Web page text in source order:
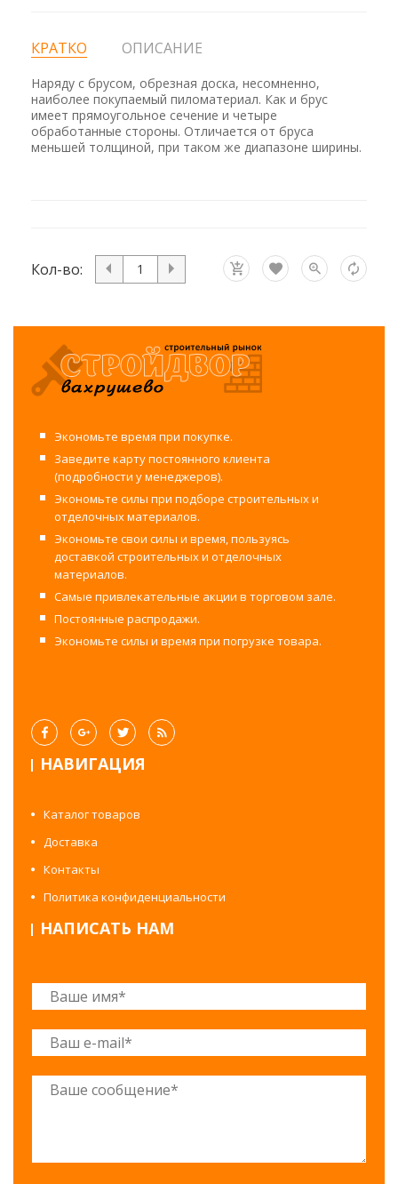
КРАТКО ОПИСАНИЕ
Наряду с брусом, обрезная доска, несомненно,
наиболее покупаемый пиломатериал. Как и брус
имеет прямоугольное сечение и четыре
обработанные стороны. Отличается от бруса
меньшей толщиной, при таком же диапазоне ширины.
Кол-во:
Экономьте время при покупке.
Заведите карту постоянного клиента
(подробности у менеджеров).
Экономьте силы при подборе строительных и
отделочных материалов.
Экономьте свои силы и время, пользуясь
доставкой строительных и отделочных
материалов.
Самые привлекательные акции в торговом зале.
Постоянные распродажи.
Экономьте силы и время при погрузке товара.
НАВИГАЦИЯ
Каталог товаров
Доставка
Контакты
Политика конфиденциальности
НАПИСАТЬ НАМ